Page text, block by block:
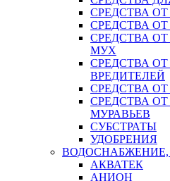
СРЕДСТВА
СРЕДСТВА
СРЕДСТВА
МУХ
СРЕДСТВА
ВРЕДИТЕЛЕЙ
СРЕДСТВА
СРЕДСТВА
МУРАВЬЕВ
СУБСТРАТЫ
УДОБРЕНИЯ
АКВАТЕК
АНИОН